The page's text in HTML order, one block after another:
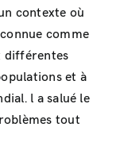
contexte où
comme
différentes
et à
l a salué le
tout